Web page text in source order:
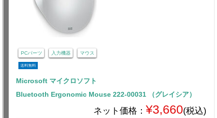
PCパーツ 入力機器 マウス
送料無料
Microsoft マイクロソフト
Bluetooth Ergonomic Mouse 222-00031 （グレイシア）
ネット価格： ¥3,660(税込)